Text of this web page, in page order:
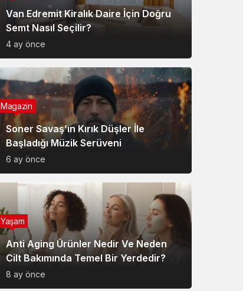
Van Edremit Kiralık Daire İçin Doğru
Semt Nasıl Seçilir?
4 ay önce
Soner Savaş’ın Kırık Düşler İle
Başladığı Müzik Serüveni
6 ay önce
Magazin
Anti Aging Ürünler Nedir Ve Neden
Cilt Bakımında Temel Bir Yerdedir?
8 ay önce
Yaşam